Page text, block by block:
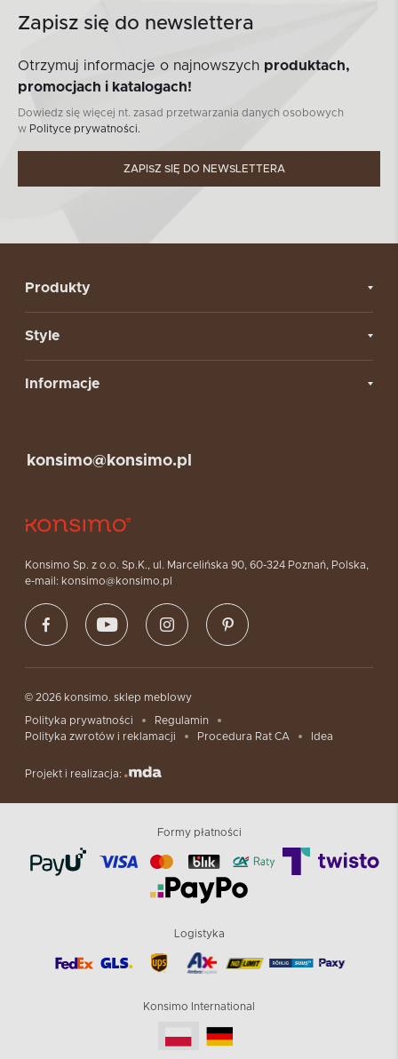
Zapisz się do newslettera
Otrzymuj informacje o najnowszych produktach,
promocjach i katalogach!
Dowiedz się więcej nt. zasad przetwarzania danych osobowych
w Polityce prywatności.
ZAPISZ SIĘ DO NEWSLETTERA
Produkty
Style
Informacje
Konsimo Sp. z o.o. Sp.K., ul. Marcelińska 90, 60-324 Poznań, Polska,
e-mail: konsimo@konsimo.pl
konsimo@konsimo.pl
© 2026 konsimo. sklep meblowy
Polityka prywatności
Regulamin
Polityka zwrotów i reklamacji
Procedura Rat CA Idea
Projekt i realizacja:
Formy płatności
Logistyka
Konsimo International